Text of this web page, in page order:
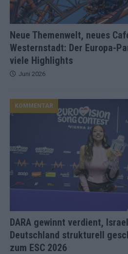
Neue Themenwelt, neues
Westernstadt: Der Europa-
viele Highlights
Juni 2026
DARA gewinnt verdient,
Deutschland strukturell
zum ESC 2026
KOMMENTAR